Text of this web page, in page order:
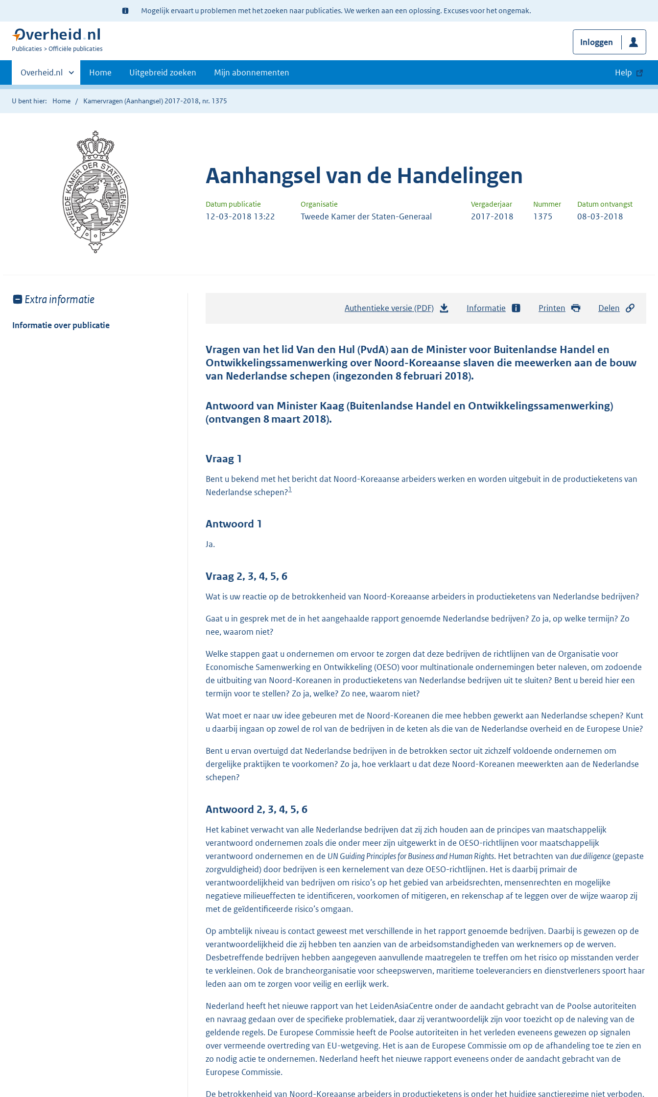
Ter
informatie:
Mogelijk ervaart u problemen met het zoeken naar publicaties. We werken aan een oplossing. Excuses voor het ongemak.
U
Publicaties Officiële publicaties
Inloggen
Primaire
navigatie
Andere
sites
binnen
Overheid.nl Home Uitgebreid zoeken Mijn abonnementen Help
U bent hier: Home Kamervragen (Aanhangsel) 2017-2018, nr. 1375
Aanhangsel van de Handelingen
Datum publicatie Organisatie Vergaderjaar Nummer Datum ontvangst
12-03-2018 13:22 Tweede Kamer der Staten-Generaal 2017-2018 1375 08-03-2018
Toon
van:
Extra informatie
Informatie over publicatie
Authentieke versie (PDF)
t
a
n
t
Informatie Printen Delen
Vragen van het lid Van den Hul (PvdA) aan de Minister voor Buitenlandse Handel en
Ontwikkelingssamenwerking over Noord-Koreaanse slaven die meewerken aan de bouw
van Nederlandse schepen (ingezonden 8 februari 2018).
Antwoord van Minister Kaag (Buitenlandse Handel en Ontwikkelingssamenwerking)
(ontvangen 8 maart 2018).
Vraag 1
Bent u bekend met het bericht dat Noord-Koreaanse arbeiders werken en worden uitgebuit in de productieketens van
Nederlandse schepen?1
Antwoord 1
Ja.
Vraag 2, 3, 4, 5, 6
Wat is uw reactie op de betrokkenheid van Noord-Koreaanse arbeiders in productieketens van Nederlandse bedrijven?
Gaat u in gesprek met de in het aangehaalde rapport genoemde Nederlandse bedrijven? Zo ja, op welke termijn? Zo
nee, waarom niet?
Welke stappen gaat u ondernemen om ervoor te zorgen dat deze bedrijven de richtlijnen van de Organisatie voor
Economische Samenwerking en Ontwikkeling (OESO) voor multinationale ondernemingen beter naleven, om zodoende
de uitbuiting van Noord-Koreanen in productieketens van Nederlandse bedrijven uit te sluiten? Bent u bereid hier een
termijn voor te stellen? Zo ja, welke? Zo nee, waarom niet?
Wat moet er naar uw idee gebeuren met de Noord-Koreanen die mee hebben gewerkt aan Nederlandse schepen? Kunt
u daarbij ingaan op zowel de rol van de bedrijven in de keten als die van de Nederlandse overheid en de Europese Unie?
Bent u ervan overtuigd dat Nederlandse bedrijven in de betrokken sector uit zichzelf voldoende ondernemen om
dergelijke praktijken te voorkomen? Zo ja, hoe verklaart u dat deze Noord-Koreanen meewerkten aan de Nederlandse
schepen?
Antwoord 2, 3, 4, 5, 6
Het kabinet verwacht van alle Nederlandse bedrijven dat zij zich houden aan de principes van maatschappelijk
verantwoord ondernemen zoals die onder meer zijn uitgewerkt in de OESO-richtlijnen voor maatschappelijk
verantwoord ondernemen en de UN Guiding Principles for Business and Human Rights. Het betrachten van due diligence(gepaste
zorgvuldigheid) door bedrijven is een kernelement van deze OESO-richtlijnen. Het is daarbij primair de
verantwoordelijkheid van bedrijven om risico’s op het gebied van arbeidsrechten, mensenrechten en mogelijke
negatieve milieueffecten te identificeren, voorkomen of mitigeren, en rekenschap af te leggen over de wijze waarop zij
met de geïdentificeerde risico’s omgaan.
Op ambtelijk niveau is contact geweest met verschillende in het rapport genoemde bedrijven. Daarbij is gewezen op de
verantwoordelijkheid die zij hebben ten aanzien van de arbeidsomstandigheden van werknemers op de werven.
Desbetreffende bedrijven hebben aangegeven aanvullende maatregelen te treffen om het risico op misstanden verder
te verkleinen. Ook de brancheorganisatie voor scheepswerven, maritieme toeleveranciers en dienstverleners spoort haar
leden aan om te zorgen voor veilig en eerlijk werk.
Nederland heeft het nieuwe rapport van het LeidenAsiaCentre onder de aandacht gebracht van de Poolse autoriteiten
en navraag gedaan over de specifieke problematiek, daar zij verantwoordelijk zijn voor toezicht op de naleving van de
geldende regels. De Europese Commissie heeft de Poolse autoriteiten in het verleden eveneens gewezen op signalen
over vermeende overtreding van EU-wetgeving. Het is aan de Europese Commissie om op de afhandeling toe te zien en
zo nodig actie te ondernemen. Nederland heeft het nieuwe rapport eveneens onder de aandacht gebracht van de
Europese Commissie.
De betrokkenheid van Noord-Koreaanse arbeiders in productieketens is onder het huidige sanctieregime niet verboden.